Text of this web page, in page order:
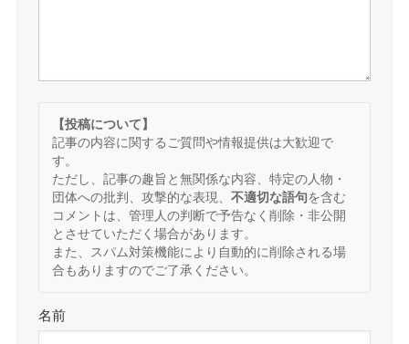
【投稿について】
記事の内容に関するご質問や情報提供は大歓迎で
す。
ただし、記事の趣旨と無関係な内容、特定の人物・
団体への批判、攻撃的な表現、 不適切な語句を含む
コメントは、管理人の判断で予告なく削除・非公開
とさせていただく場合があります。
また、スパム対策機能により自動的に削除される場
合もありますのでご了承ください。
名前